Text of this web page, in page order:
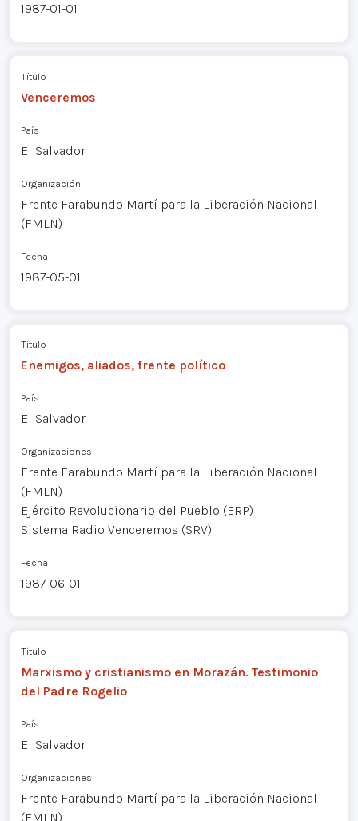
1987-01-01
Título
Venceremos
País
El Salvador
Organización
Frente Farabundo Martí para la Liberación Nacional
(FMLN)
Fecha
1987-05-01
Título
Enemigos, aliados, frente político
País
El Salvador
Organizaciones
Frente Farabundo Martí para la Liberación Nacional
(FMLN)
Ejército Revolucionario del Pueblo (ERP)
Sistema Radio Venceremos (SRV)
Fecha
1987-06-01
Título
Marxismo y cristianismo en Morazán. Testimonio
del Padre Rogelio
País
El Salvador
Organizaciones
Frente Farabundo Martí para la Liberación Nacional
(FMLN)